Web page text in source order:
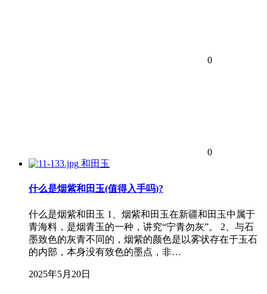
0
0
和田玉
什么是烟紫和田玉(值得入手吗)?
什么是烟紫和田玉 1、烟紫和田玉在新疆和田玉中属于
青海料，是烟青玉的一种，讲究“宁青勿灰”。 2、与石
墨致色的灰青不同的，烟紫的颜色是以雾状存在于玉石
的内部，本身没有致色的墨点，非…
2025年5月20日